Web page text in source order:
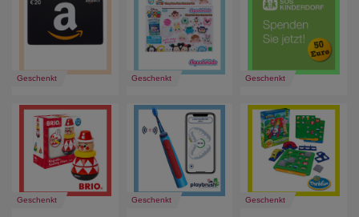
Geschenkt Geschenkt Geschenkt
Geschenkt Geschenkt Geschenkt